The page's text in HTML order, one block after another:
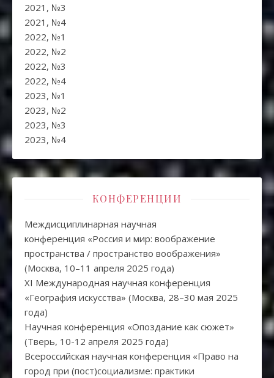
2021, №3
2021, №4
2022, №1
2022, №2
2022, №3
2022, №4
2023, №1
2023, №2
2023, №3
2023, №4
КОНФЕРЕНЦИИ
Междисциплинарная научная
конференция «Россия и мир: воображение
пространства / пространство воображения»
(Москва, 10–11 апреля 2025 года)
XI Международная научная конференция
«География искусства» (Москва, 28–30 мая 2025
года)
Научная конференция «Опоздание как сюжет»
(Тверь, 10-12 апреля 2025 года)
Всероссийская научная конференция «Право на
город при (пост)социализме: практики